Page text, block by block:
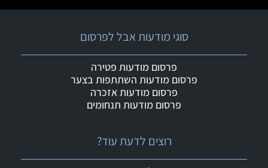
רוצים לדעת עוד?
סוגי מודעות אבל לפרסום
פרסום מודעות פטירה
פרסום מודעות השתתפות בצער
פרסום מודעות אזכרה
פרסום מודעות תנחומים